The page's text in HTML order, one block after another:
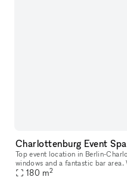
Charlottenburg Event
Top event location in Berlin-
windows and a fantastic bar
and is easily accessible by S-
180 m2